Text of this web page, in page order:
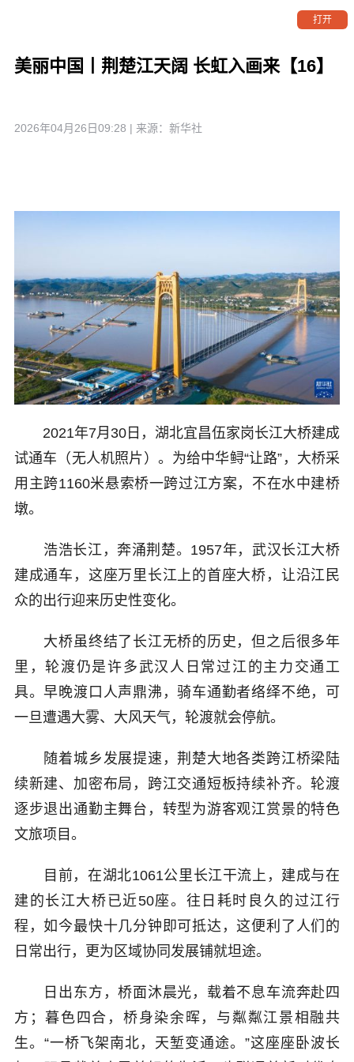
打开
美丽中国丨荆楚江天阔 长虹入画来【16】
2026年04月26日09:28 | 来源： 新华社
2021年7月30日，湖北宜昌伍家岗长江大桥建成
试通车（无人机照片）。为给中华鲟“让路”，大桥采
用主跨1160米悬索桥一跨过江方案，不在水中建桥
墩。
浩浩长江，奔涌荆楚。1957年，武汉长江大桥
建成通车，这座万里长江上的首座大桥，让沿江民
众的出行迎来历史性变化。
大桥虽终结了长江无桥的历史，但之后很多年
里，轮渡仍是许多武汉人日常过江的主力交通工
具。早晚渡口人声鼎沸，骑车通勤者络绎不绝，可
一旦遭遇大雾、大风天气，轮渡就会停航。
随着城乡发展提速，荆楚大地各类跨江桥梁陆
续新建、加密布局，跨江交通短板持续补齐。轮渡
逐步退出通勤主舞台，转型为游客观江赏景的特色
文旅项目。
目前，在湖北1061公里长江干流上，建成与在
建的长江大桥已近50座。往日耗时良久的过江行
程，如今最快十几分钟即可抵达，这便利了人们的
日常出行，更为区域协同发展铺就坦途。
日出东方，桥面沐晨光，载着不息车流奔赴四
方；暮色四合，桥身染余晖，与粼粼江景相融共
生。“一桥飞架南北，天堑变通途。”这座座卧波长